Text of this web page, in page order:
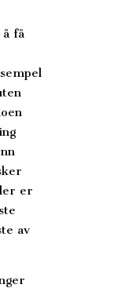
få
er
av